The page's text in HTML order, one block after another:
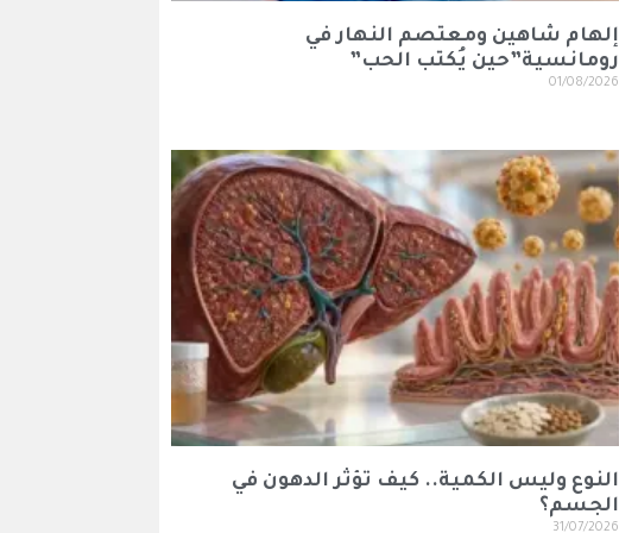
إلهام شاهين ومعتصم النهار في
رومانسية”حين يُكتب الحب”
01/08/2026
النوع وليس الكمية.. كيف تؤثر الدهون في
الجسم؟
31/07/2026